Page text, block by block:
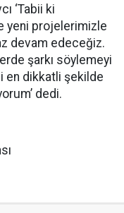
‘Tabii ki
yeni projelerimizle
devam edeceğiz.
şarkı söylemeyi
en dikkatli şekilde
dedi.